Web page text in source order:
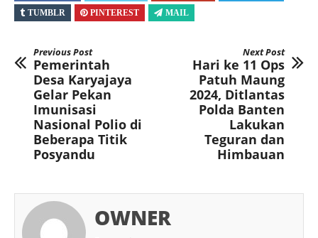
TUMBLR
PINTEREST MAIL
Previous Post
Pemerintah
Desa Karyajaya
Gelar Pekan
Imunisasi
Nasional Polio di
Beberapa Titik
Posyandu
Next Post
Hari ke 11 Ops
Patuh Maung
2024, Ditlantas
Polda Banten
Lakukan
Teguran dan
Himbauan
OWNER